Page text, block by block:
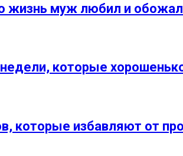
жизнь муж любил и обожал
которые
которые избавляют от